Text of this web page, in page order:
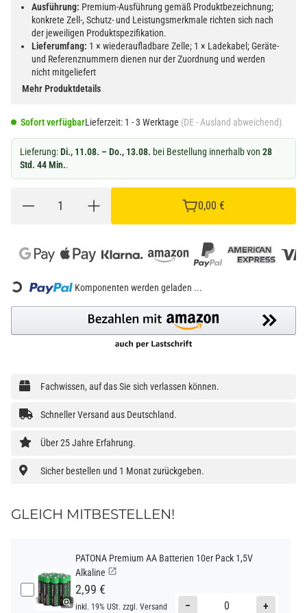
Ausführung: Premium-Ausführung gemäß Produktbezeichnung;
konkrete Zell-, Schutz- und Leistungsmerkmale richten sich nach
der jeweiligen Produktspezifikation.
Lieferumfang: 1 × wiederaufladbare Zelle; 1 × Ladekabel; Geräte-
und Referenznummern dienen nur der Zuordnung und werden
nicht mitgeliefert
Mehr Produktdetails
Sofort verfügbarLieferzeit: 1 - 3 Werktage (DE - Ausland abweichend)
Lieferung:Di., 11.08. – Do., 13.08. bei Bestellung innerhalb von 28
Std. 44 Min..
0,00 €
Komponenten werden geladen ...
Fachwissen, auf das Sie sich verlassen können.
Schneller Versand aus Deutschland.
Über 25 Jahre Erfahrung.
Sicher bestellen und 1 Monat zurückgeben.
GLEICH MITBESTELLEN!
PATONA Premium AA Batterien 10er Pack 1,5V
Alkaline
2,99 €
inkl. 19% USt. zzgl. Versand
− +